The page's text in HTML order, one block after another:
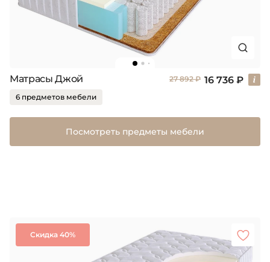
Матрасы Джой 27 892 ₽ 16 736 ₽
6 предметов мебели
Посмотреть предметы мебели
Скидка 40%